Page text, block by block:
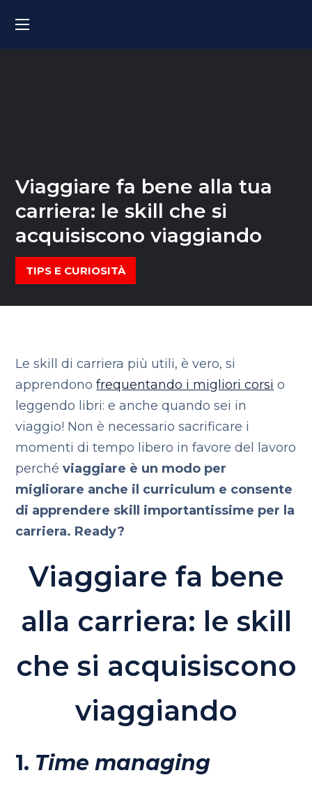
Viaggiare fa bene alla tua
carriera: le skill che si
acquisiscono viaggiando
TIPS E CURIOSITÀ
Le skill di carriera più utili, è vero, si
apprendonofrequentando i migliori corsi o
leggendo libri: e anche quando sei in
viaggio! Non è necessario sacrificare i
momenti di tempo libero in favore del lavoro
perchéviaggiare è un modo per
migliorare anche il curriculum e consente
di apprendere skill importantissime per la
carriera. Ready?
Viaggiare fa bene
alla carriera: le skill
che si acquisiscono
viaggiando
1. Time managing